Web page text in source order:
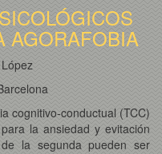
AGORAFOBIA
cognitivo-conductual (TCC)
la ansiedad y evitación
la segunda pueden ser